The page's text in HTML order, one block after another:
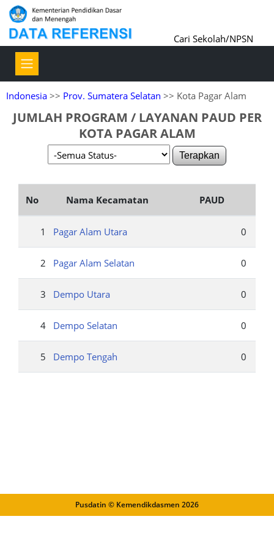
Cari Sekolah/NPSN
Indonesia >> Prov. Sumatera Selatan >> Kota Pagar Alam
JUMLAH PROGRAM / LAYANAN PAUD PER
KOTA PAGAR ALAM
Terapkan
No Nama Kecamatan PAUD
1 Pagar Alam Utara 0
2 Pagar Alam Selatan 0
3 Dempo Utara 0
4 Dempo Selatan 0
5 Dempo Tengah 0
Pusdatin © Kemendikdasmen 2026